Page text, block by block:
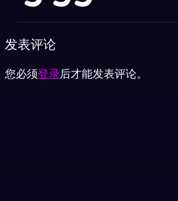
发表评论
您必须登录后才能发表评论。